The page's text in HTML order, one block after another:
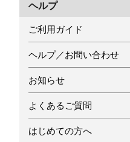
ヘルプ
ご利用ガイド
ヘルプ／お問い合わせ
お知らせ
よくあるご質問
はじめての方へ